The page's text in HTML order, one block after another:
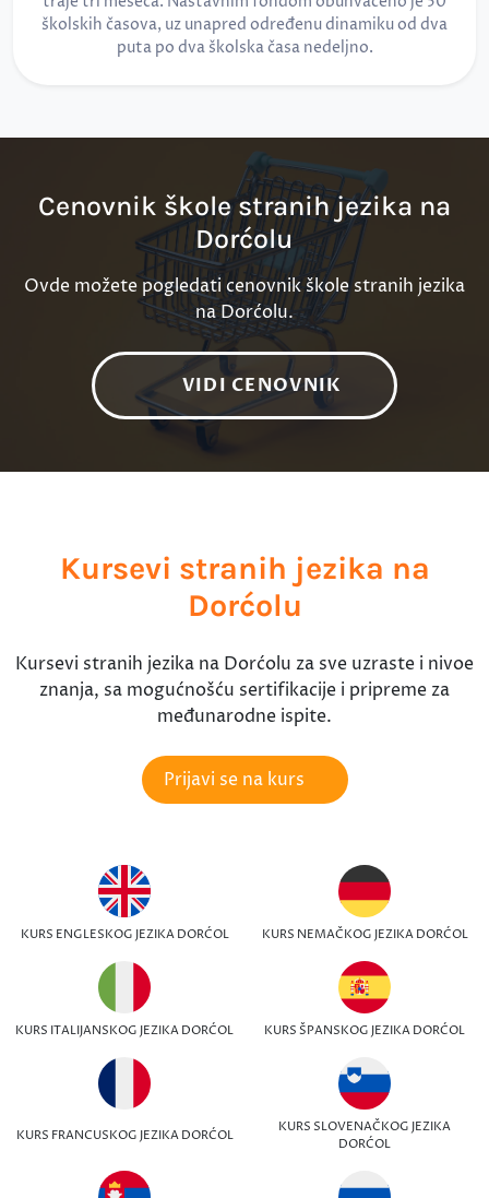
školskih časova, uz unapred određenu dinamiku od dva
puta po dva školska časa nedeljno.
Cenovnik škole stranih jezika na
Dorćolu
Ovde možete pogledati cenovnik škole stranih jezika
na Dorćolu.
VIDI CENOVNIK
Kursevi stranih jezika na
Dorćolu
Kursevi stranih jezika na Dorćolu za sve uzraste i nivoe
znanja, sa mogućnošću sertifikacije i pripreme za
međunarodne ispite.
Prijavi se na kurs
KURS ENGLESKOG JEZIKA DORĆOL KURS NEMAČKOG JEZIKA DORĆOL
KURS ITALIJANSKOG JEZIKA DORĆOL KURS ŠPANSKOG JEZIKA DORĆOL
KURS FRANCUSKOG JEZIKA DORĆOL
KURS SLOVENAČKOG JEZIKA
DORĆOL